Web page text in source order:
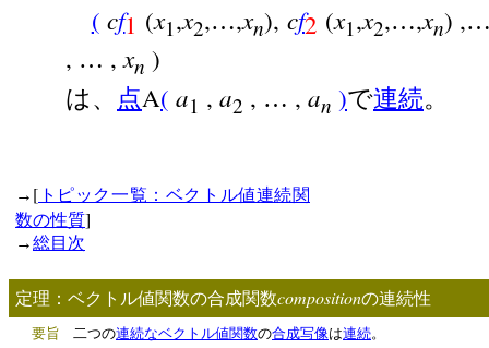
( cf1 (x1 ,x2,…,xn), cf2 (x1 ,x2,…,xn) ,
, … ,xn )
は、 点A( a1 , a2 , … , an )で連続。
→ [ トピック一覧：ベクトル値連続関
数の性質]
→総目次
定理：ベクトル値関数の合成関数compositionの連続性
要旨 二つの連続なベクトル値関数の合成写像は連続。